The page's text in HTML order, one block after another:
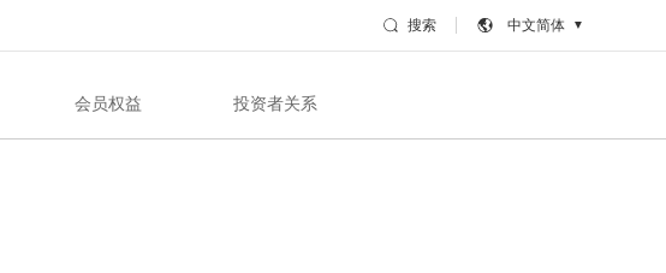
搜索 中文简体 ▼
会员权益 投资者关系